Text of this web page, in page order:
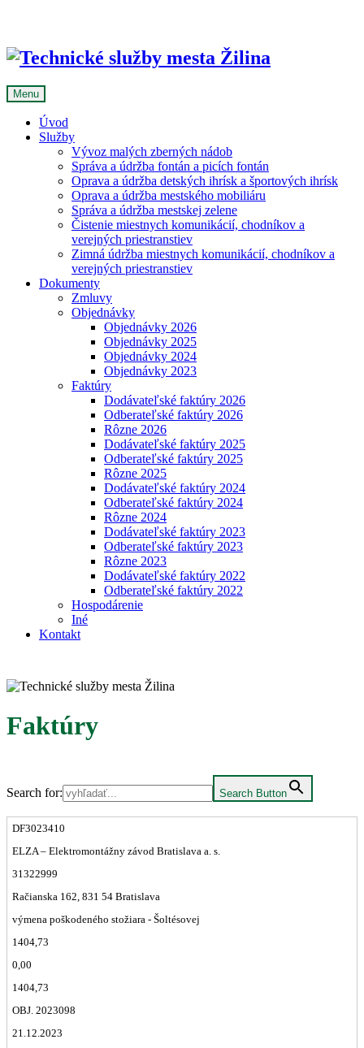
Menu
Úvod
Služby
Vývoz malých zberných nádob
Správa a údržba fontán a picích fontán
Oprava a údržba detských ihrísk a športových ihrísk
Oprava a údržba mestského mobiliáru
Správa a údržba mestskej zelene
Čistenie miestnych komunikácií, chodníkov a
verejných priestranstiev
Zimná údržba miestnych komunikácií, chodníkov a
verejných priestranstiev
Dokumenty
Zmluvy
Objednávky
Objednávky 2026
Objednávky 2025
Objednávky 2024
Objednávky 2023
Faktúry
Dodávateľské faktúry 2026
Odberateľské faktúry 2026
Rôzne 2026
Dodávateľské faktúry 2025
Odberateľské faktúry 2025
Rôzne 2025
Dodávateľské faktúry 2024
Odberateľské faktúry 2024
Rôzne 2024
Dodávateľské faktúry 2023
Odberateľské faktúry 2023
Rôzne 2023
Dodávateľské faktúry 2022
Odberateľské faktúry 2022
Hospodárenie
Iné
Kontakt
Faktúry
Search for: Search Button
DF3023410
ELZA – Elektromontážny závod Bratislava a. s.
31322999
Račianska 162, 831 54 Bratislava
výmena poškodeného stožiara - Šoltésovej
1404,73
0,00
1404,73
OBJ. 2023098
21.12.2023